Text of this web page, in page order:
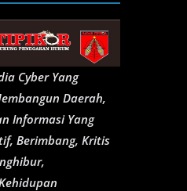
Cyber Yang
Daerah,
Informasi Yang
Berimbang, Kritis